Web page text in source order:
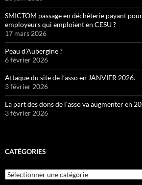
SMICTOM passage en déchèterie payant
employeurs qui emploient en CESU ?
17 mars 2026
Peau d’Aubergine ?
6 février 2026
Attaque du site de l’asso en JANVIER 2026.
3 février 2026
La part des dons de l’asso va augmenter en
3 février 2026
CATÉGORIES
Catégories